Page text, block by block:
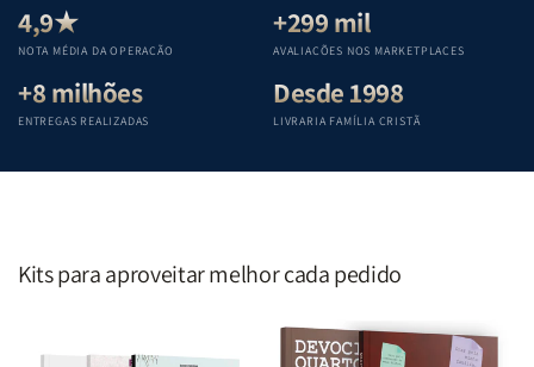
Teológica
Penkal
Penkal
Teológica
Penkal
4,9★
NOTA MÉDIA DA OPERAÇÃO
+299 mil
AVALIAÇÕES NOS MARKETPLACES
+8 milhões
ENTREGAS REALIZADAS
Desde 1998
LIVRARIA FAMÍLIA CRISTÃ
Kits para aproveitar melhor cada pedido